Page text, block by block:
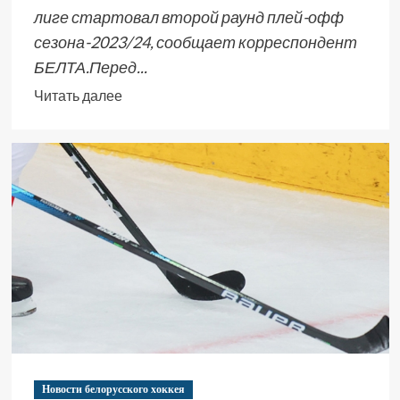
лиге стартовал второй раунд плей-офф
сезона-2023/24, сообщает корреспондент
БЕЛТА.Перед...
Читать далее
Новости белорусского хоккея